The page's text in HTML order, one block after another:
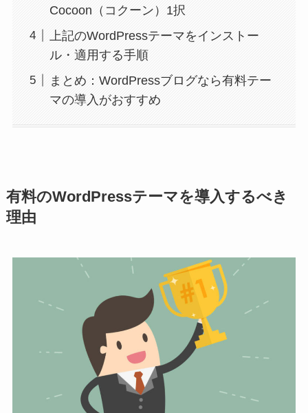
Cocoon（コクーン）1択
上記のWordPressテーマをインストー
ル・適用する手順
まとめ：WordPressブログなら有料テー
マの導入がおすすめ
有料のWordPressテーマを導入するべき
理由